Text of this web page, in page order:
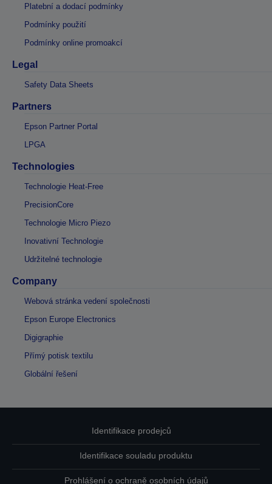
Platební a dodací podmínky
Podmínky použití
Podmínky online promoakcí
Legal
Safety Data Sheets
Partners
Epson Partner Portal
LPGA
Technologies
Technologie Heat-Free
PrecisionCore
Technologie Micro Piezo
Inovativní Technologie
Udržitelné technologie
Company
Webová stránka vedení společnosti
Epson Europe Electronics
Digigraphie
Přímý potisk textilu
Globální řešení
Identifikace prodejců
Identifikace souladu produktu
Prohlášení o ochraně osobních údajů